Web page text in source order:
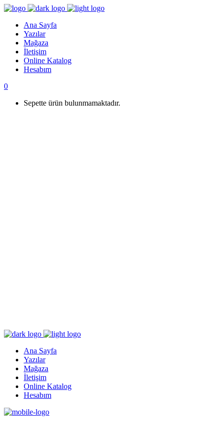
Ana Sayfa
Yazılar
Mağaza
İletişim
Online Katalog
Hesabım
0
Sepette ürün bulunmamaktadır.
Ana Sayfa
Yazılar
Mağaza
İletişim
Online Katalog
Hesabım